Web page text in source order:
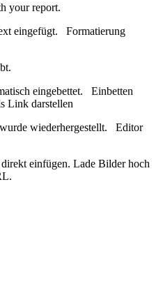
your report.
eingefügt. Formatierung
eingebettet. Einbetten
Link darstellen
wiederhergestellt. Editor
einfügen. Lade Bilder hoch